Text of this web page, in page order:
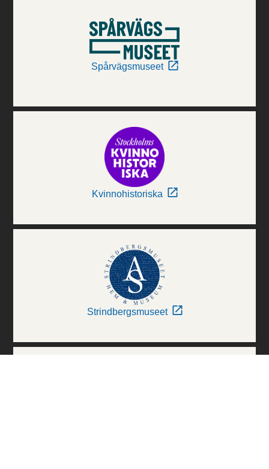
Spårvägsmuseet
Kvinnohistoriska
Strindbergsmuseet